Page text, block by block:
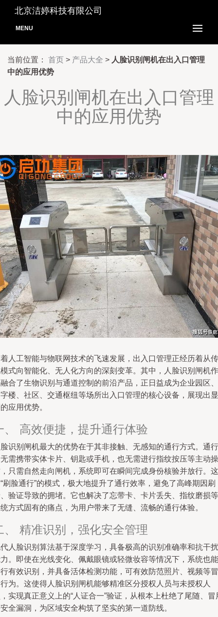
北京洁婷科技有限公司
MENU
当前位置： 首页 > 产品大全 > 人脸识别闸机在出入口管理
中的应用优势
人脸识别闸机在出入口管理
中的应用优势
人工智能与物联网技术的飞速发展，出入口管理正经历着从传
式向智能化、无人化方向的深刻变革。其中，人脸识别闸机作
合了生物识别与通道控制的前沿产品，正日益成为企业园区、
楼、社区、交通枢纽等场所出入口管理的核心设备，展现出显
应用优势。
、 高效便捷，提升通行体验
识别闸机最大的优势在于其非接触、无感知的通行方式。通行
需携带实体卡片、钥匙或手机，也无需进行指纹按压等主动操
只需自然走向闸机，系统即可在瞬间完成身份核验并放行。这
刷脸通行”的模式，极大地提升了通行效率，避免了高峰期因刷
验证导致的拥堵。它也解决了忘带卡、卡片丢失、指纹磨损等
方式固有的痛点，为用户带来了无缝、流畅的通行体验。
、 精准识别，强化安全管理
人脸识别算法基于深度学习，具备极高的识别准确率和抗干扰
。即使在光线变化、佩戴眼镜或轻微妆容等情况下，系统也能
有效识别，并具备活体检测功能，可有效防范照片、视频等冒
为。这使得人脸识别闸机能够精准区分授权人员与未授权人
实现真正意义上的“人证合一”验证，从根本上杜绝了尾随、冒
全漏洞，为区域安全构筑了坚实的第一道防线。